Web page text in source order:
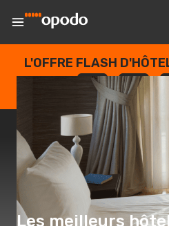
L'OFFRE FLASH
--
JOURS
: --
HEURES
:
Les meilleurs